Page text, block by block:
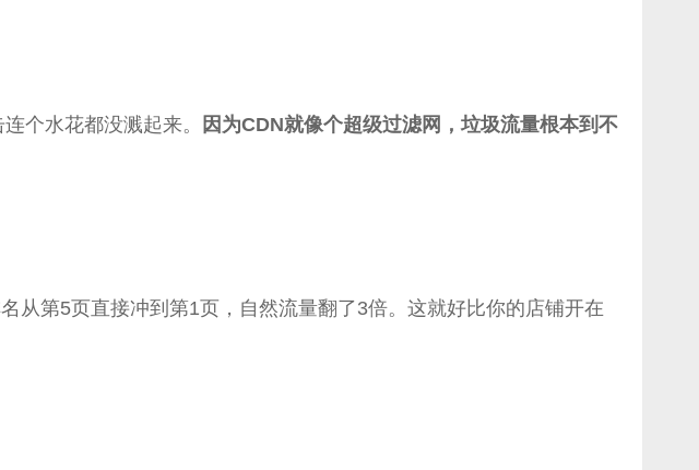
个水花都没溅起来。
因为CDN就像个超级过滤网，垃圾流量根本到不
从第5页直接冲到第1页，自然流量翻了3倍。这就好比你的店铺开在